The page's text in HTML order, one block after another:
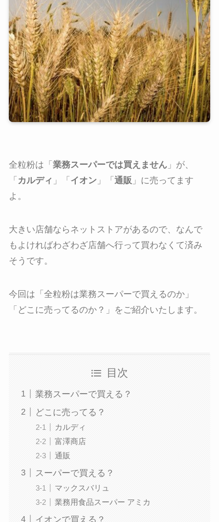
全粒粉は「 業務スーパーでは買えません」が、
「 カルディ 」「 イオン 」「 通販 」に売ってます
よ。
大きい店舗ならネットストアがあるので、なんで
もよければわざわざ店舗へ行って買わなくて済み
そうです。
今回は「全粒粉は業務スーパーで買えるのか」
「どこに売ってるのか？」をご紹介いたします。
目次
業務スーパーで買える？
どこに売ってる？
カルディ
富澤商店
通販
スーパーで買える？
マックスバリュ
業務用食品スーパー アミカ
イオンで買える？